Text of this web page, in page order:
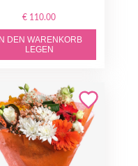
€ 110.00
IN DEN WARENKORB
LEGEN